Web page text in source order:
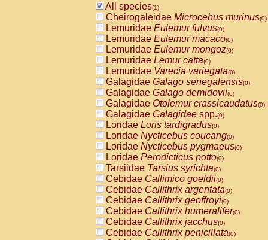
All species(1)
Cheirogaleidae Microcebus murinus(0)
Lemuridae Eulemur fulvus(0)
Lemuridae Eulemur macaco(0)
Lemuridae Eulemur mongoz(0)
Lemuridae Lemur catta(0)
Lemuridae Varecia variegata(0)
Galagidae Galago senegalensis(0)
Galagidae Galago demidovii(0)
Galagidae Otolemur crassicaudatus(0)
Galagidae Galagidae spp.(0)
Loridae Loris tardigradus(0)
Loridae Nycticebus coucang(0)
Loridae Nycticebus pygmaeus(0)
Loridae Perodicticus potto(0)
Tarsiidae Tarsius syrichta(0)
Cebidae Callimico goeldii(0)
Cebidae Callithrix argentata(0)
Cebidae Callithrix geoffroyi(0)
Cebidae Callithrix humeralifer(0)
Cebidae Callithrix jacchus(0)
Cebidae Callithrix penicillata(0)